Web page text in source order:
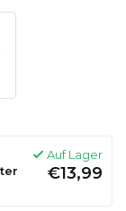
Auf Lager
€13,99